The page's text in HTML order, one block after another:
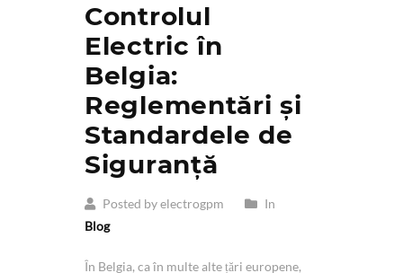
Controlul
Electric în
Belgia:
Reglementări și
Standardele de
Siguranță
Posted by electrogpm
In
Blog
În Belgia, ca în multe alte țări europene,